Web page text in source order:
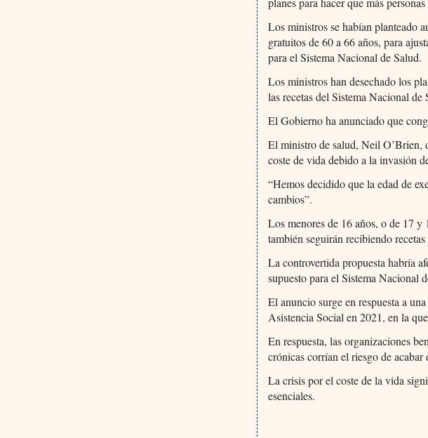
Los ministros se habían planteado
gratuitos de 60 a 66 años, para
para el Sistema Nacional de Salud.
Los ministros han desechado los
las recetas del Sistema Nacional de
El Gobierno ha anunciado que
El ministro de salud, Neil O’Brien,
coste de vida debido a la invasión
“Hemos decidido que la edad de
cambios”.
Los menores de 16 años, o de 17
también seguirán recibiendo
La controvertida propuesta habría
supuesto para el Sistema Nacional
El anuncio surge en respuesta a
Asistencia Social en 2021, en la
En respuesta, las organizaciones
crónicas corrían el riesgo de acabar
La crisis por el coste de la vida
esenciales.